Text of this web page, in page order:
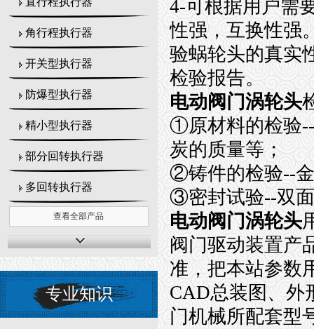
角行程执行器
开关型执行器
防爆型执行器
精小型执行器
部分回转执行器
多回转执行器
查看全部产品
专业知识
4-可根据用户需
性强，互换性强
验蜗轮头的真实
检验报告。
电动阀门涡轮头
①原材料的检验--
炭的质量等；
②铸件的检验--
③密封试验--双
电动阀门涡轮头
阀门驱动装置产
准，把本站参数
CAD总装图、外
门机械所配套型